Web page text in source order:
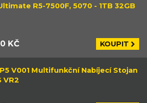
R5-7500F, 5070 - 1TB 32GB
KČ KOUPIT
V001 Multifunkční Nabíjecí Stojan
VR2